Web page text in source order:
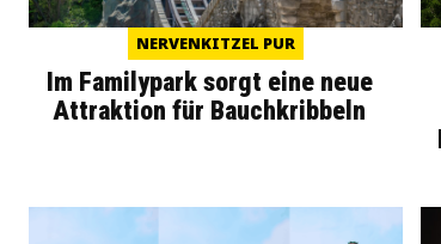
NERVENKITZEL PUR
Im Familypark sorgt eine neue
Attraktion für Bauchkribbeln